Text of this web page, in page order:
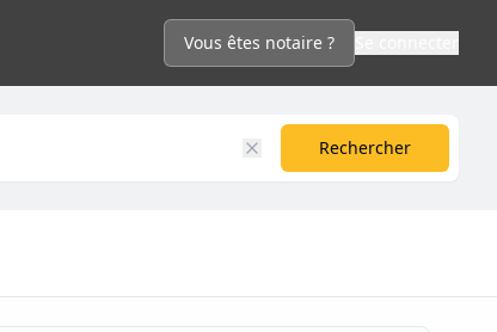
Vous êtes notaire ?
Rechercher